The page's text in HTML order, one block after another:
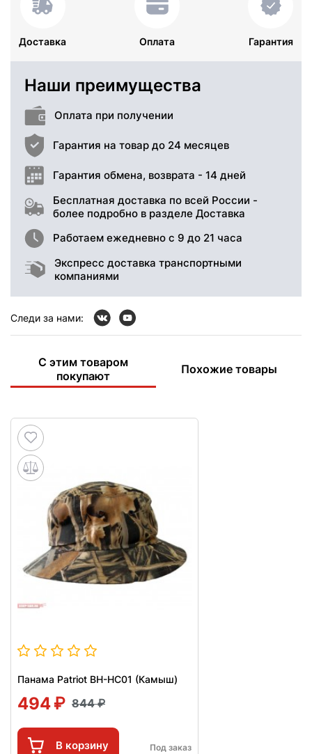
Доставка Оплата Гарантия
Наши преимущества
Оплата при получении
Гарантия на товар до 24 месяцев
Гарантия обмена, возврата - 14 дней
Бесплатная доставка по всей России -
более подробно в разделе Доставка
Работаем ежедневно с 9 до 21 часа
Экспресс доставка транспортными
компаниями
Следи за нами:
С этим товаром
покупают
Похожие товары
Панама Patriot BH-HC01 (Камыш)
494 844
В корзину Под заказ